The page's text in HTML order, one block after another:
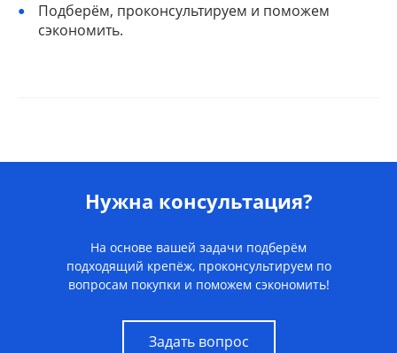
Подберём, проконсультируем и поможем
сэкономить.
Нужна консультация?
На основе вашей задачи подберём
подходящий крепёж, проконсультируем по
вопросам покупки и поможем сэкономить!
Задать вопрос